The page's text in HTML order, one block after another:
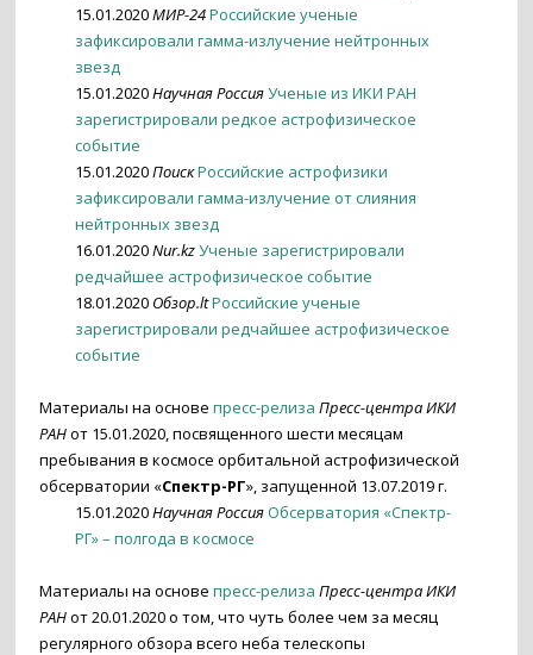
15.01.2020МИР-24Российские ученые
зафиксировали гамма-излучение нейтронных
звезд
15.01.2020Научная РоссияУченые из ИКИ РАН
зарегистрировали редкое астрофизическое
событие
15.01.2020ПоискРоссийские астрофизики
зафиксировали гамма-излучение от слияния
нейтронных звезд
16.01.2020Nur.kzУченые зарегистрировали
редчайшее астрофизическое событие
18.01.2020 Обзор.ltРоссийские ученые
зарегистрировали редчайшее астрофизическое
событие
Материалы на основепресс-релиза Пресс-центра ИКИ
РАНот 15.01.2020, посвященного шести месяцам
пребывания в космосе орбитальной астрофизической
обсерватории «Спектр-РГ», запущенной 13.07.2019 г.
15.01.2020Научная РоссияОбсерватория «Спектр-
РГ» – полгода в космосе
Материалы на основепресс-релиза Пресс-центра ИКИ
РАНот 20.01.2020 о том, что чуть более чем за месяц
регулярного обзора всего неба телескопы